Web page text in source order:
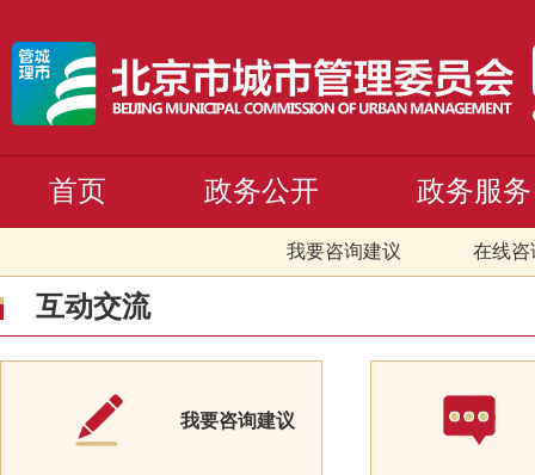
首页 政务公开 政务服务
我要咨询建议 在线咨
互动交流
我要咨询建议